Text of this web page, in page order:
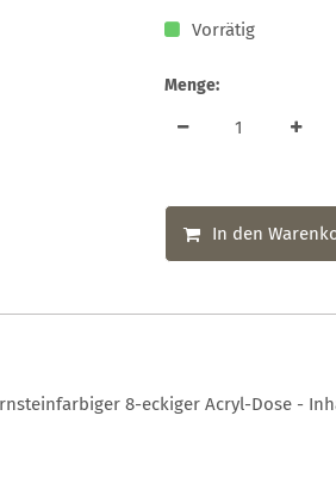
Vorrätig
Menge:
In den
8-eckiger Acryl-Dose -